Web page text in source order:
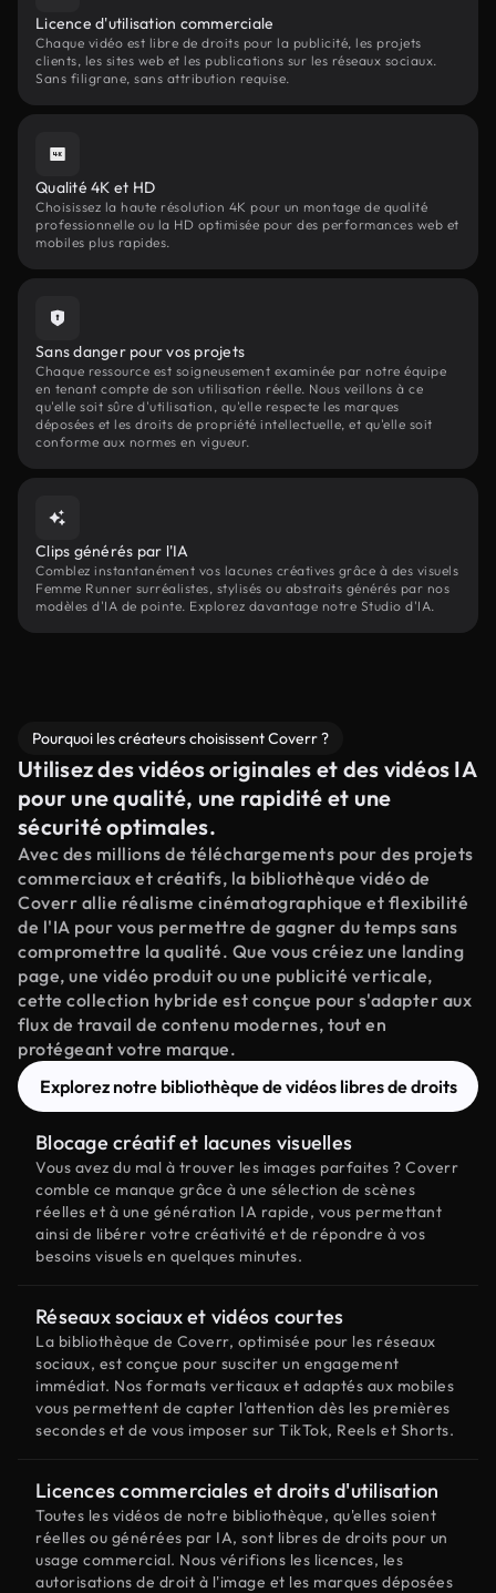
Licence d'utilisation commerciale
Chaque vidéo est libre de droits pour la publicité, les projets
clients, les sites web et les publications sur les réseaux sociaux.
Sans filigrane, sans attribution requise.
Qualité 4K et HD
Choisissez la haute résolution 4K pour un montage de qualité
professionnelle ou la HD optimisée pour des performances web et
mobiles plus rapides.
Sans danger pour vos projets
Chaque ressource est soigneusement examinée par notre équipe
en tenant compte de son utilisation réelle. Nous veillons à ce
qu'elle soit sûre d'utilisation, qu'elle respecte les marques
déposées et les droits de propriété intellectuelle, et qu'elle soit
conforme aux normes en vigueur.
Clips générés par l'IA
Comblez instantanément vos lacunes créatives grâce à des visuels
Femme Runner surréalistes, stylisés ou abstraits générés par nos
modèles d'IA de pointe. Explorez davantage notre Studio d'IA.
Pourquoi les créateurs choisissent Coverr ?
Utilisez des vidéos originales et des vidéos IA
pour une qualité, une rapidité et une
sécurité optimales.
Avec des millions de téléchargements pour des projets
commerciaux et créatifs, la bibliothèque vidéo de
Coverr allie réalisme cinématographique et flexibilité
de l'IA pour vous permettre de gagner du temps sans
compromettre la qualité. Que vous créiez une landing
page, une vidéo produit ou une publicité verticale,
cette collection hybride est conçue pour s'adapter aux
flux de travail de contenu modernes, tout en
protégeant votre marque.
Explorez notre bibliothèque de vidéos libres de droits
Blocage créatif et lacunes visuelles
Vous avez du mal à trouver les images parfaites ? Coverr
comble ce manque grâce à une sélection de scènes
réelles et à une génération IA rapide, vous permettant
ainsi de libérer votre créativité et de répondre à vos
besoins visuels en quelques minutes.
Réseaux sociaux et vidéos courtes
La bibliothèque de Coverr, optimisée pour les réseaux
sociaux, est conçue pour susciter un engagement
immédiat. Nos formats verticaux et adaptés aux mobiles
vous permettent de capter l'attention dès les premières
secondes et de vous imposer sur TikTok, Reels et Shorts.
Licences commerciales et droits d'utilisation
Toutes les vidéos de notre bibliothèque, qu'elles soient
réelles ou générées par IA, sont libres de droits pour un
usage commercial. Nous vérifions les licences, les
autorisations de droit à l'image et les marques déposées